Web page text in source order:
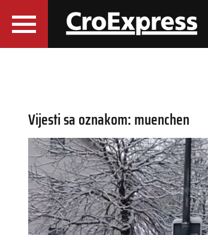
Vijesti sa oznakom: muenchen